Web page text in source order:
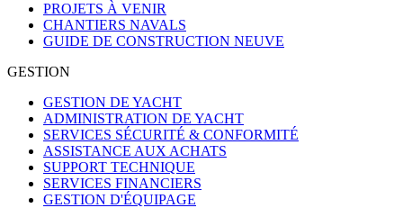
PROJETS À VENIR
CHANTIERS NAVALS
GUIDE DE CONSTRUCTION NEUVE
GESTION
GESTION DE YACHT
ADMINISTRATION DE YACHT
SERVICES SÉCURITÉ & CONFORMITÉ
ASSISTANCE AUX ACHATS
SUPPORT TECHNIQUE
SERVICES FINANCIERS
GESTION D'ÉQUIPAGE